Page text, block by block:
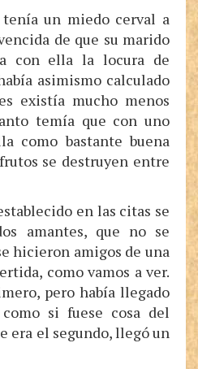
un miedo cerval a
de que su marido
con ella la locura de
asimismo calculado
existía mucho menos
temía que con uno
como bastante buena
se destruyen entre
en las citas se
amantes, que no se
hicieron amigos de una
como vamos a ver.
pero había llegado
si fuese cosa del
era el segundo, llegó un